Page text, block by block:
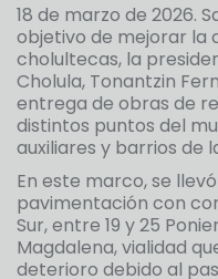
18 de marzo de 2026.
objetivo de mejorar la
cholultecas, la
Cholula, Tonantzin
entrega de obras de
distintos puntos del
auxiliares y barrios de
En este marco, se
pavimentación con
Sur, entre 19 y 25
Magdalena, vialidad
deterioro debido al